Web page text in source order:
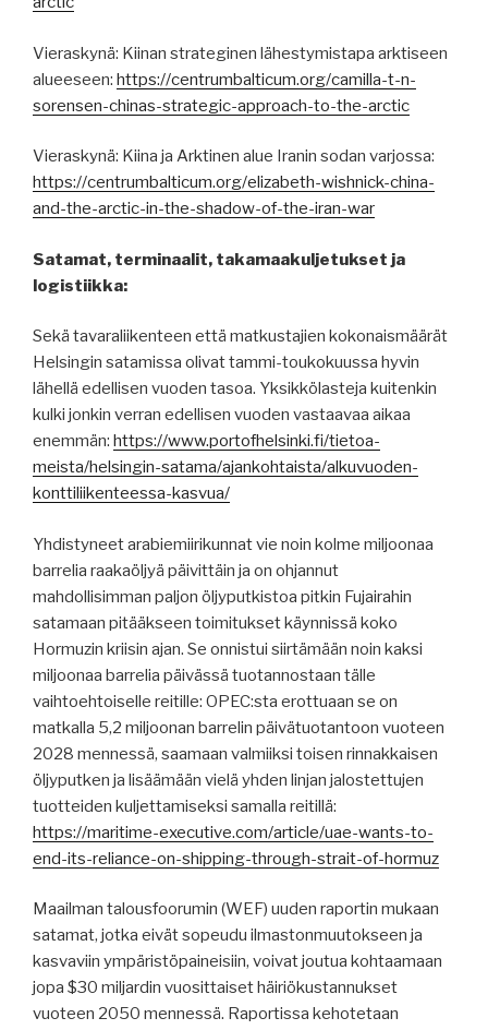
Vieraskynä: Kiinan strateginen lähestymistapa arktiseen
alueeseen: https://centrumbalticum.org/camilla-t-n-
sorensen-chinas-strategic-approach-to-the-arctic
Vieraskynä: Kiina ja Arktinen alue Iranin sodan varjossa:
https://centrumbalticum.org/elizabeth-wishnick-china-
and-the-arctic-in-the-shadow-of-the-iran-war
Satamat, terminaalit, takamaakuljetukset ja
logistiikka:
Sekä tavaraliikenteen että matkustajien kokonaismäärät
Helsingin satamissa olivat tammi-toukokuussa hyvin
lähellä edellisen vuoden tasoa. Yksikkölasteja kuitenkin
kulki jonkin verran edellisen vuoden vastaavaa aikaa
enemmän: https://www.portofhelsinki.fi/tietoa-
meista/helsingin-satama/ajankohtaista/alkuvuoden-
konttiliikenteessa-kasvua/
Yhdistyneet arabiemiirikunnat vie noin kolme miljoonaa
barrelia raakaöljyä päivittäin ja on ohjannut
mahdollisimman paljon öljyputkistoa pitkin Fujairahin
satamaan pitääkseen toimitukset käynnissä koko
Hormuzin kriisin ajan. Se onnistui siirtämään noin kaksi
miljoonaa barrelia päivässä tuotannostaan ​​tälle
vaihtoehtoiselle reitille: OPEC:sta erottuaan se on
matkalla 5,2 miljoonan barrelin päivätuotantoon vuoteen
2028 mennessä, saamaan valmiiksi toisen rinnakkaisen
öljyputken ja lisäämään vielä yhden linjan jalostettujen
tuotteiden kuljettamiseksi samalla reitillä:
https://maritime-executive.com/article/uae-wants-to-
end-its-reliance-on-shipping-through-strait-of-hormuz
Maailman talousfoorumin (WEF) uuden raportin mukaan
satamat, jotka eivät sopeudu ilmastonmuutokseen ja
kasvaviin ympäristöpaineisiin, voivat joutua kohtaamaan
jopa $30 miljardin vuosittaiset häiriökustannukset
vuoteen 2050 mennessä. Raportissa kehotetaan